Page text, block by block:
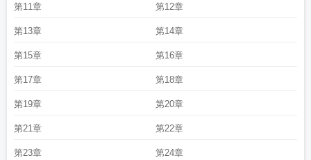
第11章 第12章
第13章 第14章
第15章 第16章
第17章 第18章
第19章 第20章
第21章 第22章
第23章 第24章